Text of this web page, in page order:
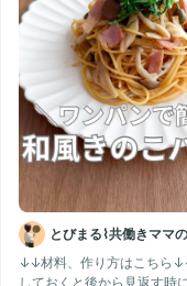
┈┈┈┈┈┈┈ ꕤꕤꕤ
ここまで見ていただき
@yurimama_recipe
元給食の先生ゆりまま
子どもが喜ぶ給食レシ
☆作ってみたよ
☆こんなレシピが知り
☆子どもの好き嫌いで
#簡単レシピ
とびまる⌇共働きママ
ピ
↓↓材料、作り方はこちら↓↓ 【保存
しておくと後から見返す時